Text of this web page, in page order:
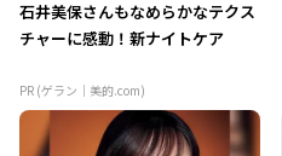
石井美保さんもなめらかなテクス
チャーに感動！新ナイトケア
PR (ゲラン｜美的.com)